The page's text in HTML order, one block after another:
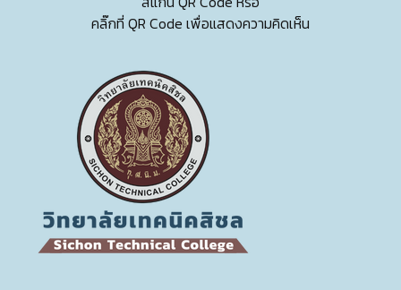
คลิ๊กที่ QR Code เพื่อแสดงความคิดเห็น